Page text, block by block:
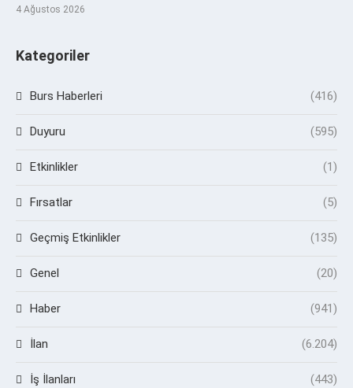
4 Ağustos 2026
Kategoriler
Burs Haberleri (416)
Duyuru (595)
Etkinlikler (1)
Fırsatlar (5)
Geçmiş Etkinlikler (135)
Genel (20)
Haber (941)
İlan (6.204)
İş İlanları (443)